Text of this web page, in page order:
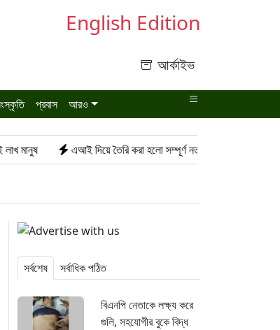
English Edition
আর্কাইভ
প্রবাস আরও
এআই দিয়ে তৈরি করা হলো সম্পূর্ণ নতুন ভাইরাস
সর্বশেষ সর্বাধিক পঠিত
বিএনপি নেতাকে লক্ষ্য করে
গুলি, সহযোগীর বুকে বিদ্ধ